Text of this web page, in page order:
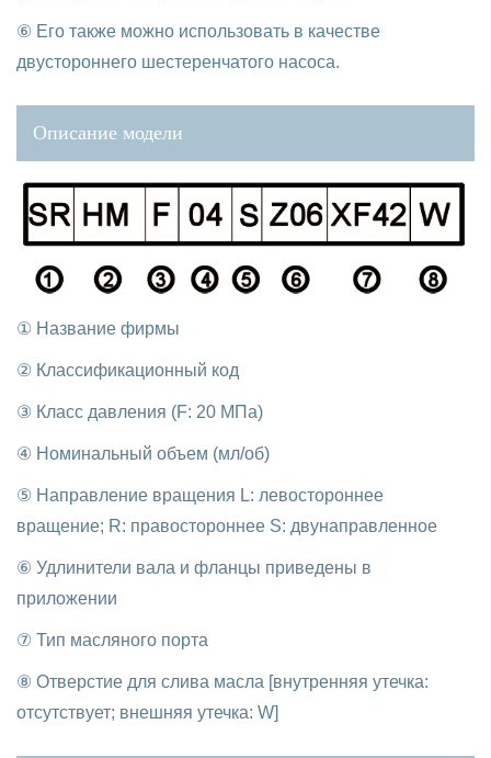
⑥ Его также можно использовать в качестве
двустороннего шестеренчатого насоса.
Описание модели
① Название фирмы
② Классификационный код
③ Класс давления (F: 20 МПа)
④ Номинальный объем (мл/об)
⑤ Направление вращения L: левостороннее
вращение; R: правостороннее S: двунаправленное
⑥ Удлинители вала и фланцы приведены в
приложении
⑦ Тип масляного порта
⑧ Отверстие для слива масла [внутренняя утечка:
отсутствует; внешняя утечка: W]